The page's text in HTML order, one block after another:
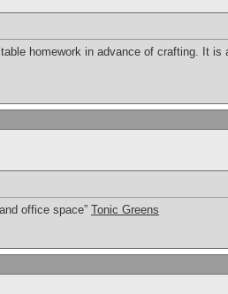
homework in advance of crafting. It
office space” Tonic Greens